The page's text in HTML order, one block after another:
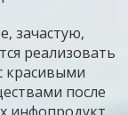
зачастую,
реализовать
красивыми
после